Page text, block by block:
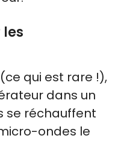
qui est rare !),
dans un
se réchauffent
ondes le